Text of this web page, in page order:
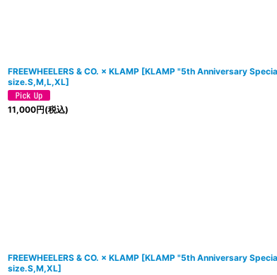
FREEWHEELERS & CO. × KLAMP [KLAMP "5th Anniversary
size.S,M,L,XL]
11,000円(税込)
FREEWHEELERS & CO. × KLAMP [KLAMP "5th Anniversary
size.S,M,XL]